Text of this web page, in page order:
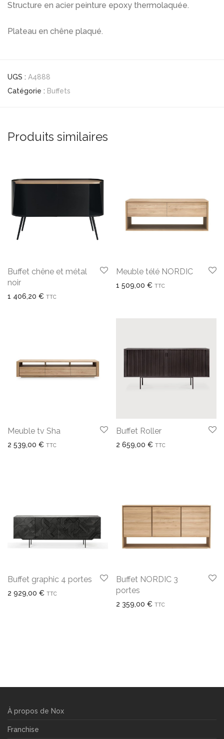
Structure en acier peinture epoxy thermolaquée.
Plateau en chêne plaqué.
UGS : A4888
Catégorie : Buffets
Produits similaires
Buffet chêne et métal
noir
1 406,20 € TTC
Meuble télé NORDIC
1 509,00 € TTC
Meuble tv Sha
2 539,00 € TTC
Buffet Roller
2 659,00 € TTC
Buffet graphic 4 portes
2 929,00 € TTC
Buffet NORDIC 3
portes
2 359,00 € TTC
À propos de Nox
Franchise